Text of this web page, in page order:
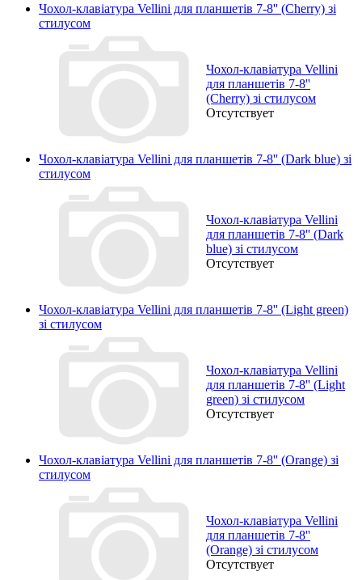
Чохол-клавіатура Vellini для планшетів 7-8'' (Cherry) зі
стилусом
Чохол-клавіатура Vellini
для планшетів 7-8''
(Cherry) зі стилусом
Отсутствует
Чохол-клавіатура Vellini для планшетів 7-8'' (Dark blue) зі
стилусом
Чохол-клавіатура Vellini
для планшетів 7-8'' (Dark
blue) зі стилусом
Отсутствует
Чохол-клавіатура Vellini для планшетів 7-8'' (Light green)
зі стилусом
Чохол-клавіатура Vellini
для планшетів 7-8'' (Light
green) зі стилусом
Отсутствует
Чохол-клавіатура Vellini для планшетів 7-8'' (Orange) зі
стилусом
Чохол-клавіатура Vellini
для планшетів 7-8''
(Orange) зі стилусом
Отсутствует